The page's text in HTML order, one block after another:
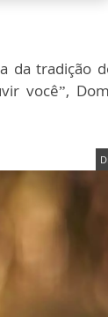
da tradição
você”,